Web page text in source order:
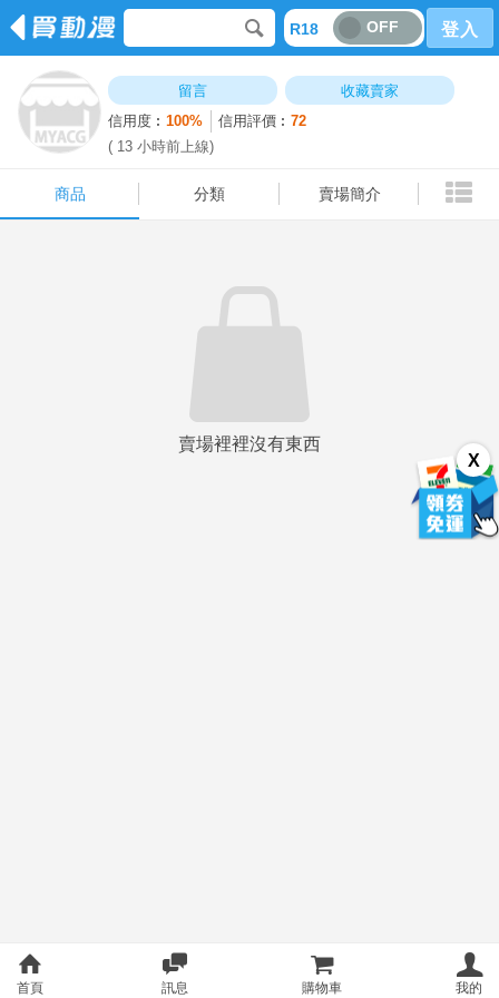
R18 OFF 登入
留言
收藏賣家
信用度︰100% 信用評價︰72
( 13 小時前上線)
商品 分類 賣場簡介
X
賣場裡裡沒有東西
商品 分類 賣場簡介
首頁 訊息 購物車 我的